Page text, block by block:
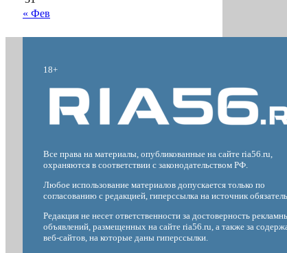
« Фев
18+
Все права на материалы, опубликованные на сайте ria56.ru,
охраняются в соответствии с законодательством РФ.
Любое использование материалов допускается только по
согласованию с редакцией, гиперссылка на источник
Редакция не несет ответственности за достоверность
объявлений, размещенных на сайте ria56.ru, а также за
веб-сайтов, на которые даны гиперссылки.